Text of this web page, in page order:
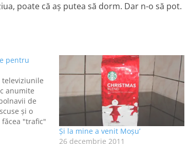
poate că aş putea să dorm. Dar n-o să pot.
pentru
televiziunile
anumite
de
şi o
"trafic"
Europei,
cancer
Şi la mine a venit Moşu’
26 decembrie 2011